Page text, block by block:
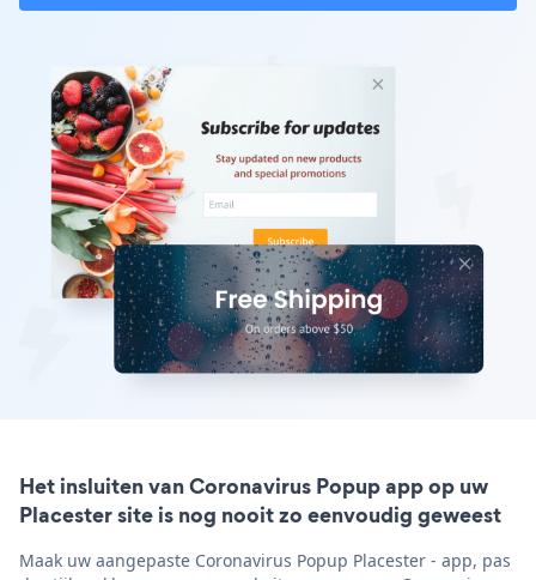
Het insluiten van Coronavirus Popup app op uw
Placester site is nog nooit zo eenvoudig geweest
Maak uw aangepaste Coronavirus Popup Placester - app, pas